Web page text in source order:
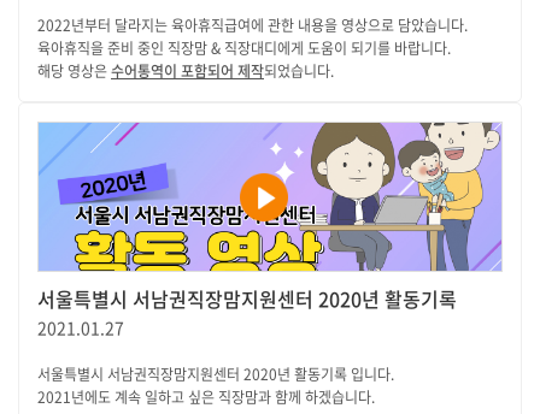
2022년부터 달라지는 육아휴직급여에 관한 내용을 영상으로 담았습니다.
육아휴직을 준비 중인 직장맘 & 직장대디에게 도움이 되기를 바랍니다.
해당 영상은수어통역이 포함되어 제작되었습니다.
서울특별시 서남권직장맘지원센터 2020년 활동기록
2021.01.27
서울특별시 서남권직장맘지원센터 2020년 활동기록 입니다.
2021년에도 계속 일하고 싶은 직장맘과 함께 하겠습니다.